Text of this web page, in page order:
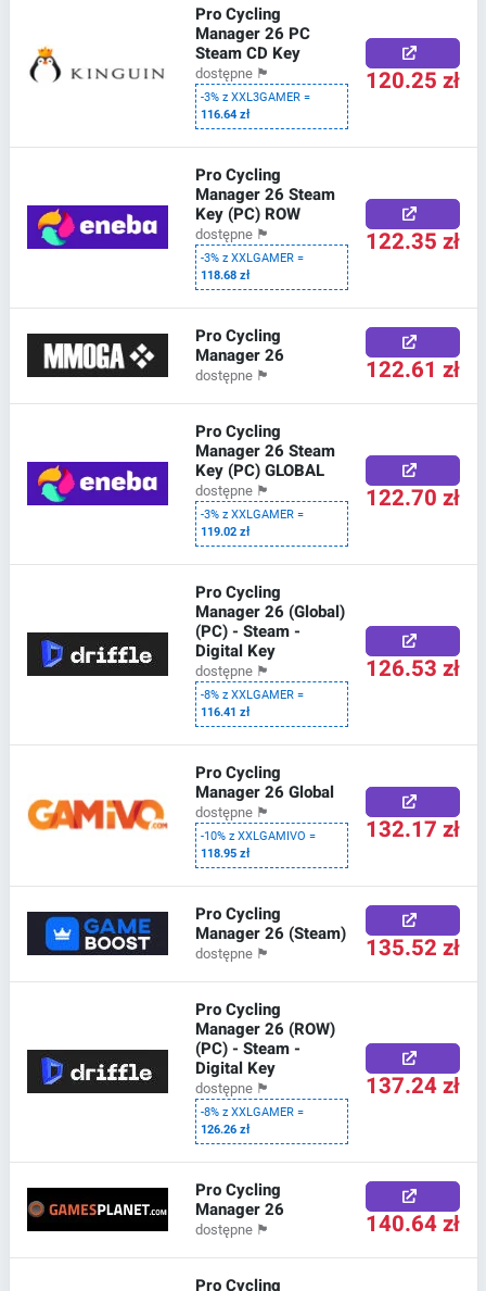
Pro Cycling
Manager 26 PC
Steam CD Key
dostępne 🏴
-3% z XXL3GAMER =
116.64 zł
120.25 zł
Pro Cycling
Manager 26 Steam
Key (PC) ROW
dostępne 🏴
-3% z XXLGAMER =
118.68 zł
122.35 zł
Pro Cycling
Manager 26
dostępne 🏴 122.61 zł
Pro Cycling
Manager 26 Steam
Key (PC) GLOBAL
dostępne 🏴
-3% z XXLGAMER =
119.02 zł
122.70 zł
Pro Cycling
Manager 26 (Global)
(PC) - Steam -
Digital Key
dostępne 🏴
-8% z XXLGAMER =
116.41 zł
126.53 zł
Pro Cycling
Manager 26 Global
dostępne 🏴
-10% z XXLGAMIVO =
118.95 zł
132.17 zł
Pro Cycling
Manager 26 (Steam)
dostępne 🏴 135.52 zł
Pro Cycling
Manager 26 (ROW)
(PC) - Steam -
Digital Key
dostępne 🏴
-8% z XXLGAMER =
126.26 zł
137.24 zł
Pro Cycling
Manager 26
dostępne 🏴 140.64 zł
Pro Cycling